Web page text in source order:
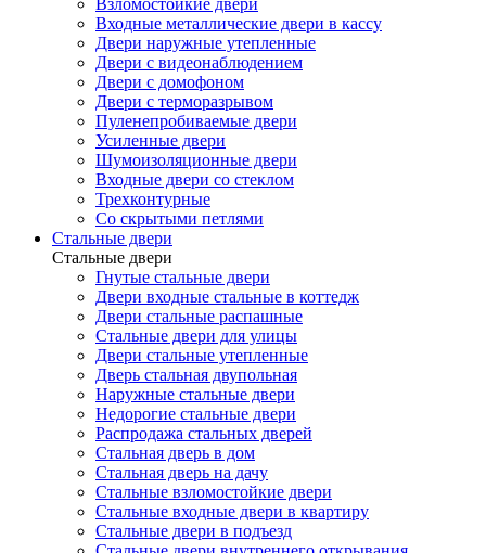
Взломостойкие двери
Входные металлические двери в кассу
Двери наружные утепленные
Двери с видеонаблюдением
Двери с домофоном
Двери с терморазрывом
Пуленепробиваемые двери
Усиленные двери
Шумоизоляционные двери
Входные двери со стеклом
Трехконтурные
Со скрытыми петлями
Стальные двери
Стальные двери
Гнутые стальные двери
Двери входные стальные в коттедж
Двери стальные распашные
Стальные двери для улицы
Двери стальные утепленные
Дверь стальная двупольная
Наружные стальные двери
Недорогие стальные двери
Распродажа стальных дверей
Стальная дверь в дом
Стальная дверь на дачу
Стальные взломостойкие двери
Стальные входные двери в квартиру
Стальные двери в подъезд